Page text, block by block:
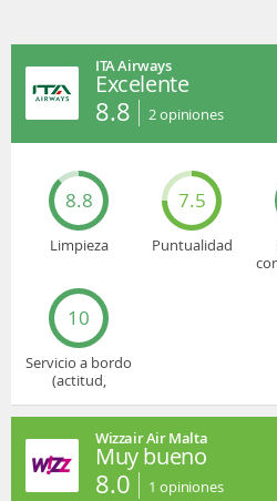
ITA Airways
Excelente
8.8 2opiniones
8.8
Limpieza
7.5
Puntualidad
10
Servicio a bordo
(actitud,
Wizzair Air Malta
Muy bueno
8.0 1 opiniones